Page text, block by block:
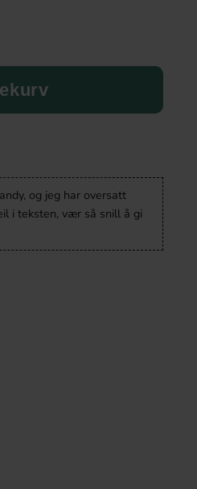
Köp
og jeg har oversatt
i teksten, vær så snill å gi